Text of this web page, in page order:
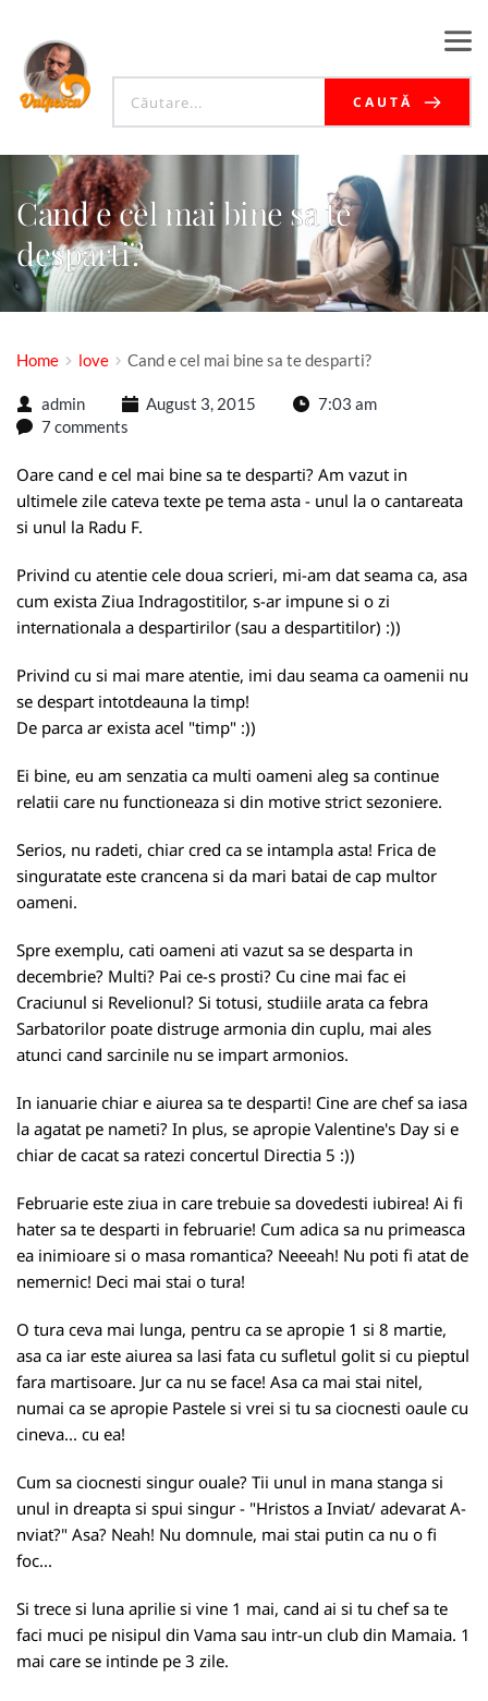
CAUTĂ
Cand e cel mai bine sa te
desparti?
Home love Cand e cel mai bine sa te desparti?
admin August 3, 2015
7:03 am
7 comments
Oare cand e cel mai bine sa te desparti? Am vazut in
ultimele zile cateva texte pe tema asta - unul la o cantareata
si unul la Radu F.
Privind cu atentie cele doua scrieri, mi-am dat seama ca, asa
cum exista Ziua Indragostitilor, s-ar impune si o zi
internationala a despartirilor (sau a despartitilor) :))
Privind cu si mai mare atentie, imi dau seama ca oamenii nu
se despart intotdeauna la timp!
De parca ar exista acel "timp" :))
Ei bine, eu am senzatia ca multi oameni aleg sa continue
relatii care nu functioneaza si din motive strict sezoniere.
Serios, nu radeti, chiar cred ca se intampla asta! Frica de
singuratate este crancena si da mari batai de cap multor
oameni.
Spre exemplu, cati oameni ati vazut sa se desparta in
decembrie? Multi? Pai ce-s prosti? Cu cine mai fac ei
Craciunul si Revelionul? Si totusi, studiile arata ca febra
Sarbatorilor poate distruge armonia din cuplu, mai ales
atunci cand sarcinile nu se impart armonios.
In ianuarie chiar e aiurea sa te desparti! Cine are chef sa iasa
la agatat pe nameti? In plus, se apropie Valentine's Day si e
chiar de cacat sa ratezi concertul Directia 5 :))
Februarie este ziua in care trebuie sa dovedesti iubirea! Ai fi
hater sa te desparti in februarie! Cum adica sa nu primeasca
ea inimioare si o masa romantica? Neeeah! Nu poti fi atat de
nemernic! Deci mai stai o tura!
O tura ceva mai lunga, pentru ca se apropie 1 si 8 martie,
asa ca iar este aiurea sa lasi fata cu sufletul golit si cu pieptul
fara martisoare. Jur ca nu se face! Asa ca mai stai nitel,
numai ca se apropie Pastele si vrei si tu sa ciocnesti oaule cu
cineva... cu ea!
Cum sa ciocnesti singur ouale? Tii unul in mana stanga si
unul in dreapta si spui singur - "Hristos a Inviat/ adevarat A-
nviat?" Asa? Neah! Nu domnule, mai stai putin ca nu o fi
foc...
Si trece si luna aprilie si vine 1 mai, cand ai si tu chef sa te
faci muci pe nisipul din Vama sau intr-un club din Mamaia. 1
mai care se intinde pe 3 zile.